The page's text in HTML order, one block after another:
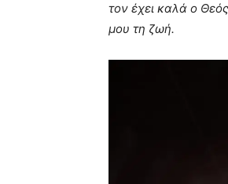
τον έχει καλά ο
μου τη ζωή.